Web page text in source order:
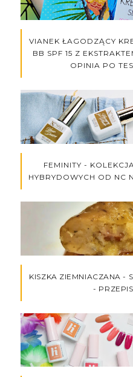
VIANEK ŁAGODZĄCY
BB SPF 15 Z
OPINIA PO
FEMINITY -
HYBRYDOWYCH OD NC
KISZKA ZIEMNIACZANA -
- PRZEPIS